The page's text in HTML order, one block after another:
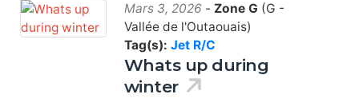
Mars 3, 2026 - Zone G (G -
Vallée de l'Outaouais)
Tag(s): Jet R/C
Whats up during
winter